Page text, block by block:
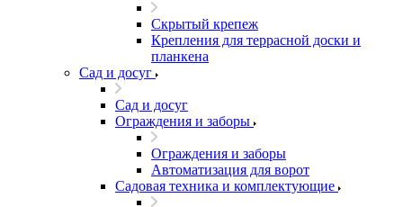
Скрытый крепеж
Крепления для террасной доски и
планкена
Сад и досуг
Сад и досуг
Ограждения и заборы
Ограждения и заборы
Автоматизация для ворот
Садовая техника и комплектующие